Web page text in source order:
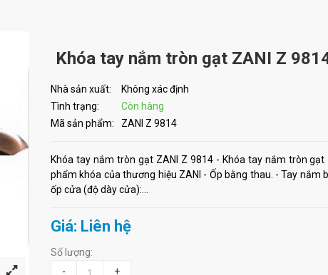
Khóa tay nắm tròn gạt ZANI Z
Nhà sản xuất:
Không xác định
Tình trạng:
Còn hàng
Mã sản phẩm:
ZANI Z 9814
Khóa tay nắm tròn gạt ZANI Z 9814 - Khóa tay nắm tròn
phẩm khóa của thương hiệu ZANI - Ốp bằng thau. - Tay nắm
ốp cửa (độ dày cửa):...
Giá: Liên hệ
Số lượng:
-
+